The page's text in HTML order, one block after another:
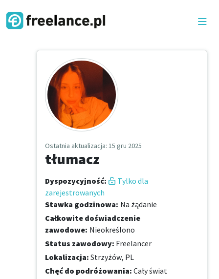
Ostatnia aktualizacja: 15 gru 2025
tłumacz
Dyspozycyjność:
Tylko dla
zarejestrowanych
Stawka godzinowa: Na żądanie
Całkowite doświadczenie
zawodowe: Nieokreślono
Status zawodowy: Freelancer
Lokalizacja: Strzyżów, PL
Chęć do podróżowania: Cały świat